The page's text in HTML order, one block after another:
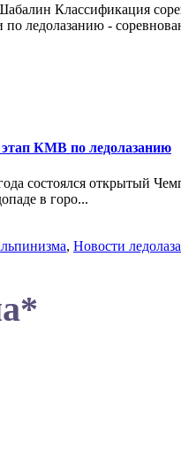
Шабалин
ледолазанию -
КМВ по ледолазанию
состоялся открытый
в горо...
, Новости